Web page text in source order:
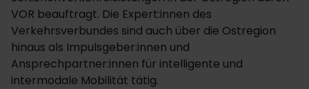
VOR beauftragt. Die Expert:innen des
Verkehrsverbundes sind auch über die Ostregion
hinaus als Impulsgeber:innen und
Ansprechpartner:innen für intelligente und
intermodale Mobilität tätig.